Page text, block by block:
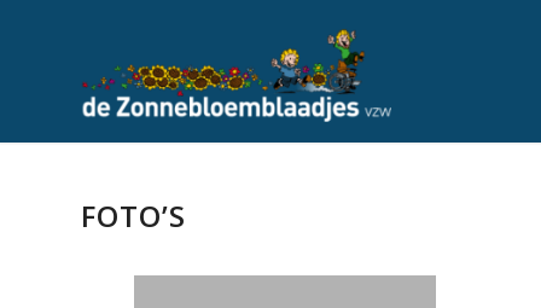
FOTO’S